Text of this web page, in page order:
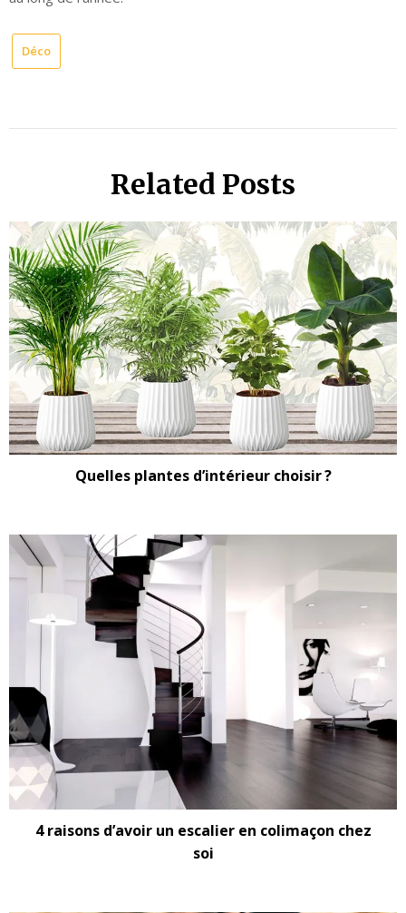
Déco
Related Posts
Quelles plantes d’intérieur choisir ?
4 raisons d’avoir un escalier en colimaçon chez
soi